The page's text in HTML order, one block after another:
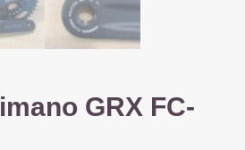
GRX FC-